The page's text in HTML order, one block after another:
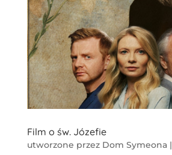
Film o św. Józefie
utworzone przez Dom Symeona|